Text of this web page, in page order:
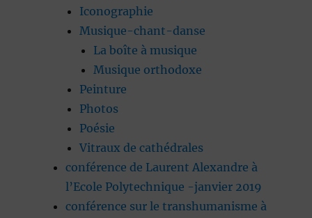
Iconographie
Musique-chant-danse
La boîte à musique
Musique orthodoxe
Peinture
Photos
Poésie
Vitraux de cathédrales
conférence de Laurent Alexandre à
l’Ecole Polytechnique -janvier 2019
conférence sur le transhumanisme à